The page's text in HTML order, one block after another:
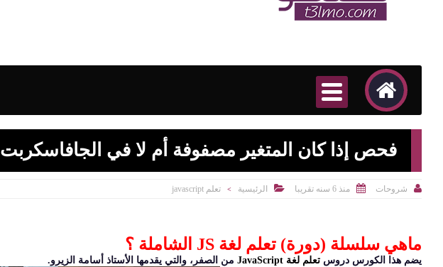
فحص إذا كان المتغير مصفوفة أم لا في الجافاسكربت
 شروحات  منذ 6 سنه تقريبا  الرئيسية > تعلم javascript
ماهي سلسلة (دورة) تعلم لغة JS الشاملة ؟
يضم هذا الكورس دروس تعلم لغة JavaScript من الصفر، والتي يقدمها الأستاذ أسامة الزيرو.